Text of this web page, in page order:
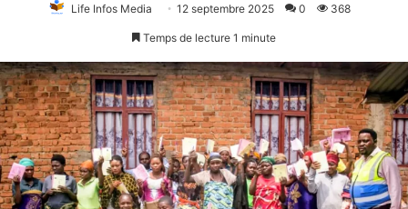
Life Infos Media 12 septembre 2025 0 368
Temps de lecture 1 minute